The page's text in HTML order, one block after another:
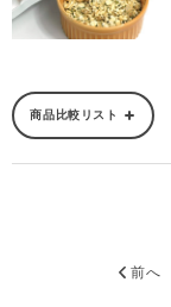
商品比較リスト
前へ